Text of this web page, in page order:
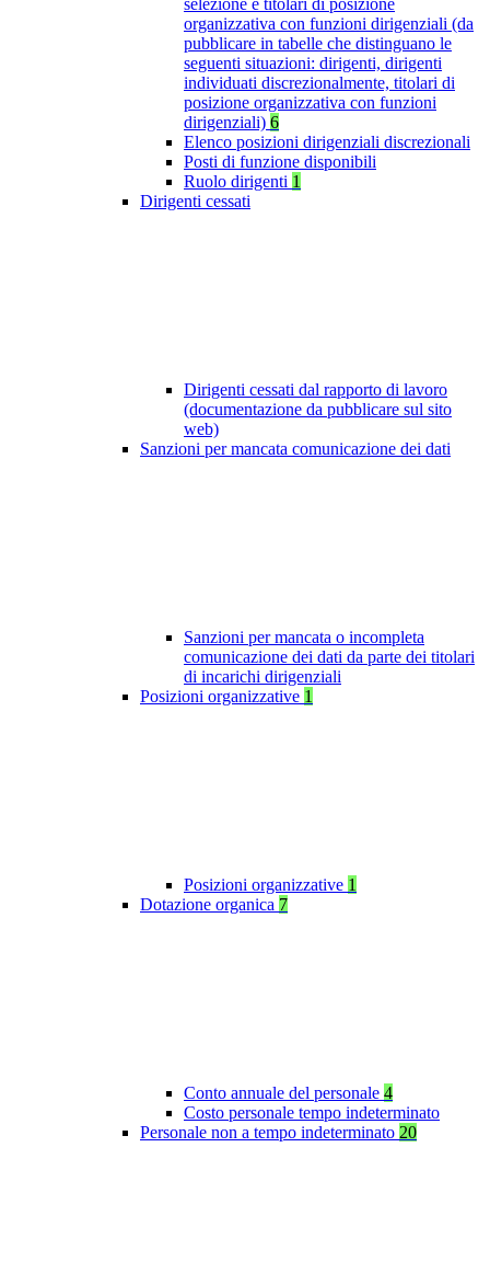
selezione e titolari di posizione
organizzativa con funzioni dirigenziali (da
pubblicare in tabelle che distinguano le
seguenti situazioni: dirigenti, dirigenti
individuati discrezionalmente, titolari di
posizione organizzativa con funzioni
dirigenziali) 6
Elenco posizioni dirigenziali discrezionali
Posti di funzione disponibili
Ruolo dirigenti 1
Dirigenti cessati
Dirigenti cessati dal rapporto di lavoro
(documentazione da pubblicare sul sito
web)
Sanzioni per mancata comunicazione dei dati
Sanzioni per mancata o incompleta
comunicazione dei dati da parte dei titolari
di incarichi dirigenziali
Posizioni organizzative 1
Posizioni organizzative 1
Dotazione organica 7
Conto annuale del personale 4
Costo personale tempo indeterminato
Personale non a tempo indeterminato 20